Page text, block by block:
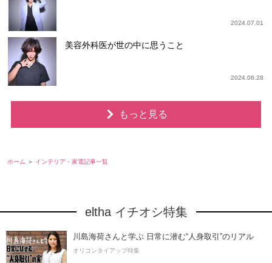
2024.07.01
美容外科医が世の中に思うこと
2024.06.28
もっと見る
ホーム インテリア・家電記事一覧
eltha イチオシ特集
川島海荷さんと学ぶ 日常に潜む“人身取引”のリアル
オリコンタイアップ特集